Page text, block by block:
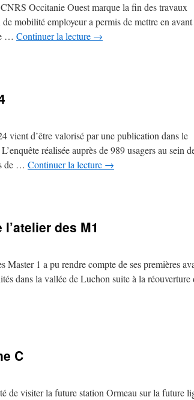
Occitanie Ouest marque la fin des travaux
mobilité employeur a permis de mettre en
… Continuer la lecture →
vient d’être valorisé par une publication dans le
réalisée auprès de 989 usagers au sein
de … Continuer la lecture →
des M1
Master 1 a pu rendre compte de ses premières
dans la vallée de Luchon suite à la réouverture
C
de visiter la future station Ormeau sur la future